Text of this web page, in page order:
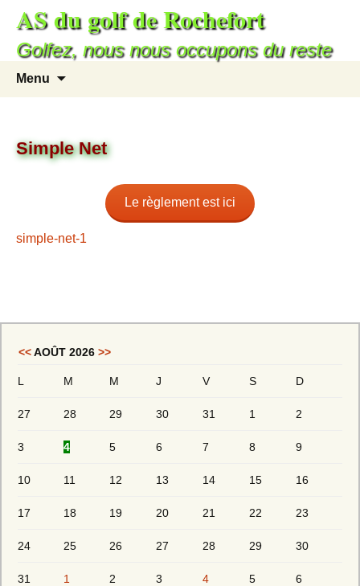
AS du golf de Rochefort
Golfez, nous nous occupons du reste
Menu
Simple Net
Le règlement est ici
simple-net-1
<<AOÛT 2026 >>
L M M J V S D
27 28 29 30 31 1 2
3 4 5 6 7 8 9
10 11 12 13 14 15 16
17 18 19 20 21 22 23
24 25 26 27 28 29 30
31 1 2 3 4 5 6